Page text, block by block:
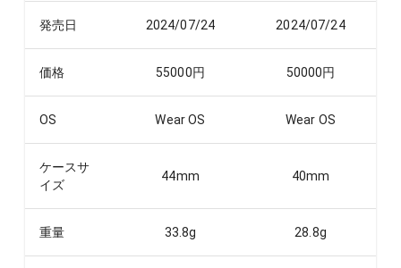
発売日 2024/07/24 2024/07/24
価格 55000円 50000円
OS Wear OS Wear OS
ケースサ
イズ
44mm 40mm
重量 33.8g 28.8g